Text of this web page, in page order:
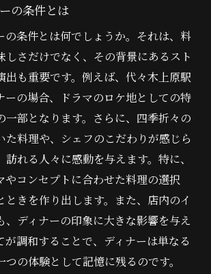
の条件とは
の条件とは何でしょうか。それは、料
しさだけでなく、その背景にあるスト
出も重要です。例えば、代々木上原駅
ーの場合、ドラマのロケ地としての特
一部となります。さらに、四季折々の
た料理や、シェフのこだわりが感じら
れる人々に感動を与えます。特に、
やコンセプトに合わせた料理の選択
ときを作り出します。また、店内のイ
、ディナーの印象に大きな影響を与え
が調和することで、ディナーは単なる
の体験として記憶に残るのです。